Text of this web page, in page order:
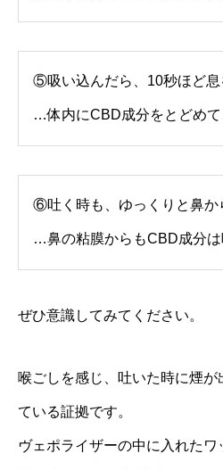
⑤吸い込んだら、10秒ほど息
…体内にCBD成分をとどめて
⑥吐く時も、ゆっくりと鼻か
…鼻の粘膜からもCBD成分は
ぜひ意識してみてください。
喉ごしを感じ、吐いた時に煙が
ている証拠です。
ヴェポライザーの中に入れた